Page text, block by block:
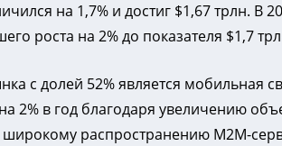
на 1,7% и достиг $1,67 трлн. В
роста на 2% до показателя $1,7
с долей 52% является мобильная
2% в год благодаря увеличению
распространению M2M-